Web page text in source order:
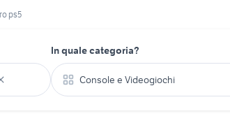
ps5
In quale categoria?
Console e Videogiochi